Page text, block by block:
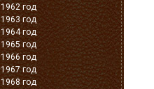
год
год
год
год
год
год
год